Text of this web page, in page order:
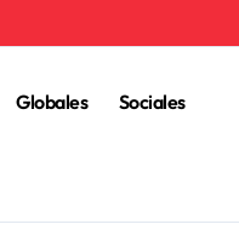
Globales Sociales